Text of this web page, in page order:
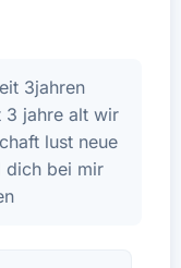
3jahren
3 jahre alt wir
lust neue
dich bei mir